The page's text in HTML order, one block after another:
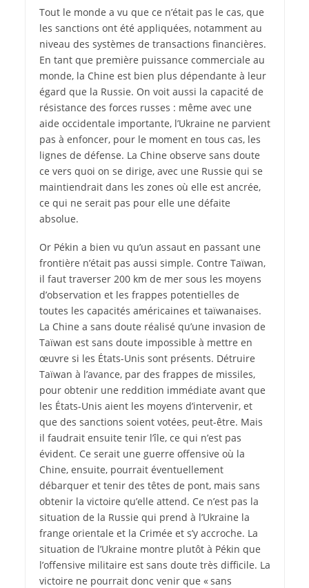
Tout le monde a vu que ce n’était pas le cas, que
les sanctions ont été appliquées, notamment au
niveau des systèmes de transactions financières.
En tant que première puissance commerciale au
monde, la Chine est bien plus dépendante à leur
égard que la Russie. On voit aussi la capacité de
résistance des forces russes : même avec une
aide occidentale importante, l’Ukraine ne parvient
pas à enfoncer, pour le moment en tous cas, les
lignes de défense. La Chine observe sans doute
ce vers quoi on se dirige, avec une Russie qui se
maintiendrait dans les zones où elle est ancrée,
ce qui ne serait pas pour elle une défaite
absolue.
Or Pékin a bien vu qu’un assaut en passant une
frontière n’était pas aussi simple. Contre Taïwan,
il faut traverser 200 km de mer sous les moyens
d’observation et les frappes potentielles de
toutes les capacités américaines et taïwanaises.
La Chine a sans doute réalisé qu’une invasion de
Taïwan est sans doute impossible à mettre en
œuvre si les États-Unis sont présents. Détruire
Taïwan à l’avance, par des frappes de missiles,
pour obtenir une reddition immédiate avant que
les États-­Unis aient les moyens d’intervenir, et
que des sanctions soient votées, peut-­être. Mais
il faudrait ensuite tenir l’île, ce qui n’est pas
évident. Ce serait une guerre offensive où la
Chine, ensuite, pourrait éventuellement
débarquer et tenir des têtes de pont, mais sans
obtenir la victoire qu’elle attend. Ce n’est pas la
situation de la Russie qui prend à l’Ukraine la
frange orientale et la Crimée et s’y accroche. La
situation de l’Ukraine montre plutôt à Pékin que
l’offensive militaire est sans doute très difficile. La
victoire ne pourrait donc venir que « sans